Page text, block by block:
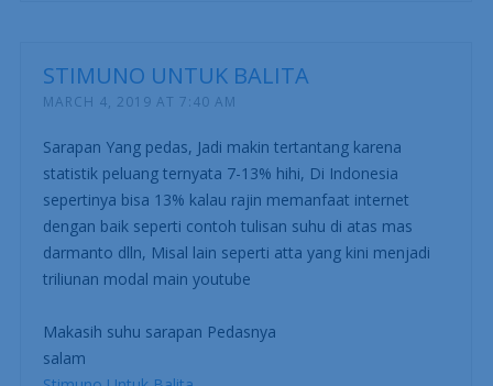
STIMUNO UNTUK BALITA
MARCH 4, 2019 AT 7:40 AM
Sarapan Yang pedas, Jadi makin tertantang karena
statistik peluang ternyata 7-13% hihi, Di Indonesia
sepertinya bisa 13% kalau rajin memanfaat internet
dengan baik seperti contoh tulisan suhu di atas mas
darmanto dlln, Misal lain seperti atta yang kini menjadi
triliunan modal main youtube
Makasih suhu sarapan Pedasnya
salam